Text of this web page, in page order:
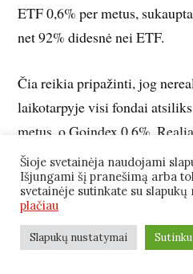
ETF 0,6% per metus,
net 92% didesnė nei ETF.
Čia reikia pripažinti, jog
laikotarpyje visi fondai
metus, o Goindex 0,6%.
bėgant pradės atsilikinėti
vadovautis pasyvaus
Taip pat tikėtina, jog visų
mažės, bei atsilikimas irgi
Šioje svetainėja naudojami
Išjungami šį pranešimą arba
svetainėje sutinkate su
plačiau
Slapukų nustatymai Sutinku